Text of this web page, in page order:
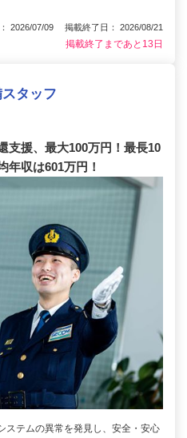
2026/07/09 掲載終了日： 2026/08/21
掲載終了まであと13日
タッフ
支援、最大100万円！最長10
年収は601万円！
ステムの異常を発見し、安全・安心